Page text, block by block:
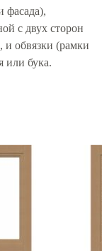
фасада),
с двух сторон
обвязки (рамки
или бука.